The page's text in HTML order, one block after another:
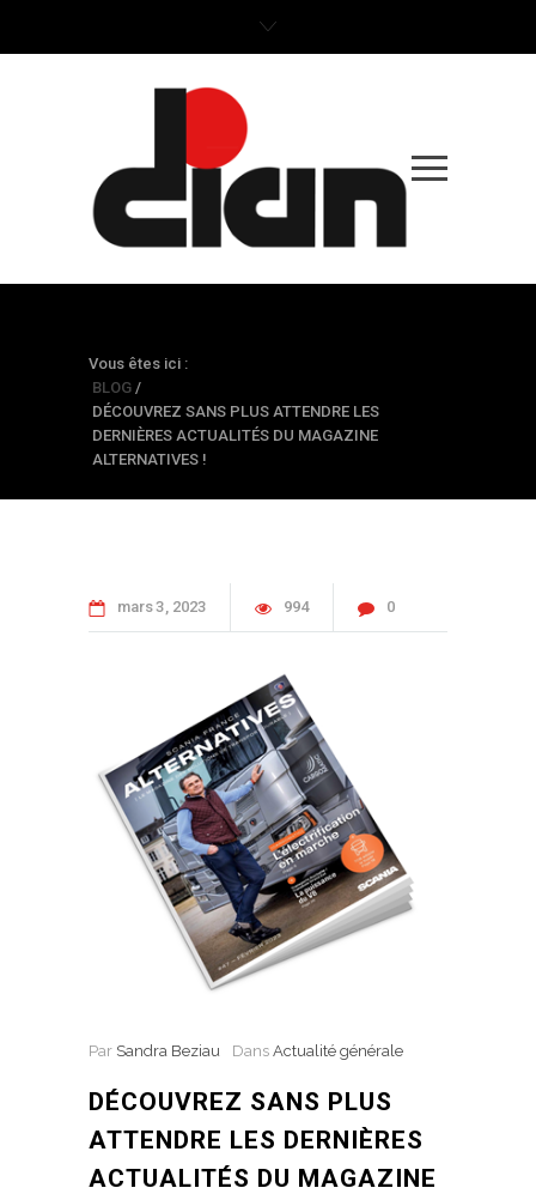
Vous êtes ici :
BLOG /
DÉCOUVREZ SANS PLUS ATTENDRE LES
DERNIÈRES ACTUALITÉS DU MAGAZINE
ALTERNATIVES !
mars3 2023 994 0
Par Sandra Beziau Dans Actualité générale
DÉCOUVREZ SANS PLUS
ATTENDRE LES DERNIÈRES
ACTUALITÉS DU MAGAZINE